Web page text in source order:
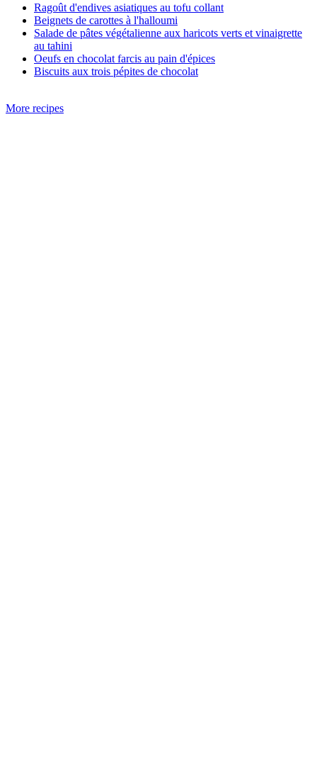
Ragoût d'endives asiatiques au tofu collant
Beignets de carottes à l'halloumi
Salade de pâtes végétalienne aux haricots verts et vinaigrette
au tahini
Oeufs en chocolat farcis au pain d'épices
Biscuits aux trois pépites de chocolat
More recipes